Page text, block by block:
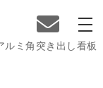
ルミ角突き出し看板